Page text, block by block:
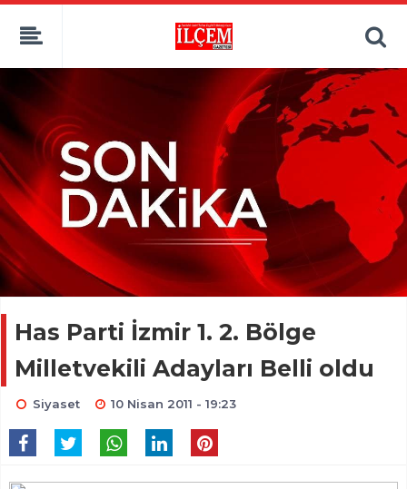
Has Parti İzmir 1. 2. Bölge
Milletvekili Adayları Belli oldu
Siyaset 10 Nisan 2011 - 19:23